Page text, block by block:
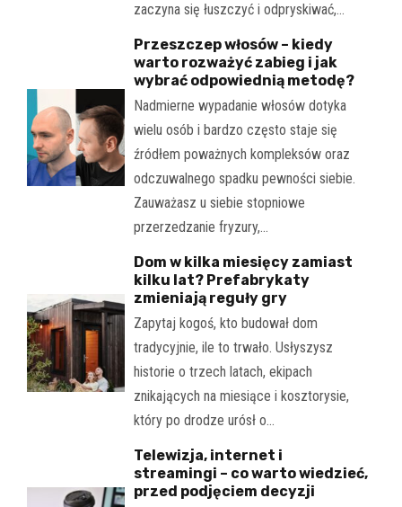
zaczyna się łuszczyć i odpryskiwać,…
Przeszczep włosów – kiedy
warto rozważyć zabieg i jak
wybrać odpowiednią metodę?
Nadmierne wypadanie włosów dotyka
wielu osób i bardzo często staje się
źródłem poważnych kompleksów oraz
odczuwalnego spadku pewności siebie.
Zauważasz u siebie stopniowe
przerzedzanie fryzury,…
Dom w kilka miesięcy zamiast
kilku lat? Prefabrykaty
zmieniają reguły gry
Zapytaj kogoś, kto budował dom
tradycyjnie, ile to trwało. Usłyszysz
historie o trzech latach, ekipach
znikających na miesiące i kosztorysie,
który po drodze urósł o…
Telewizja, internet i
streamingi – co warto wiedzieć,
przed podjęciem decyzji